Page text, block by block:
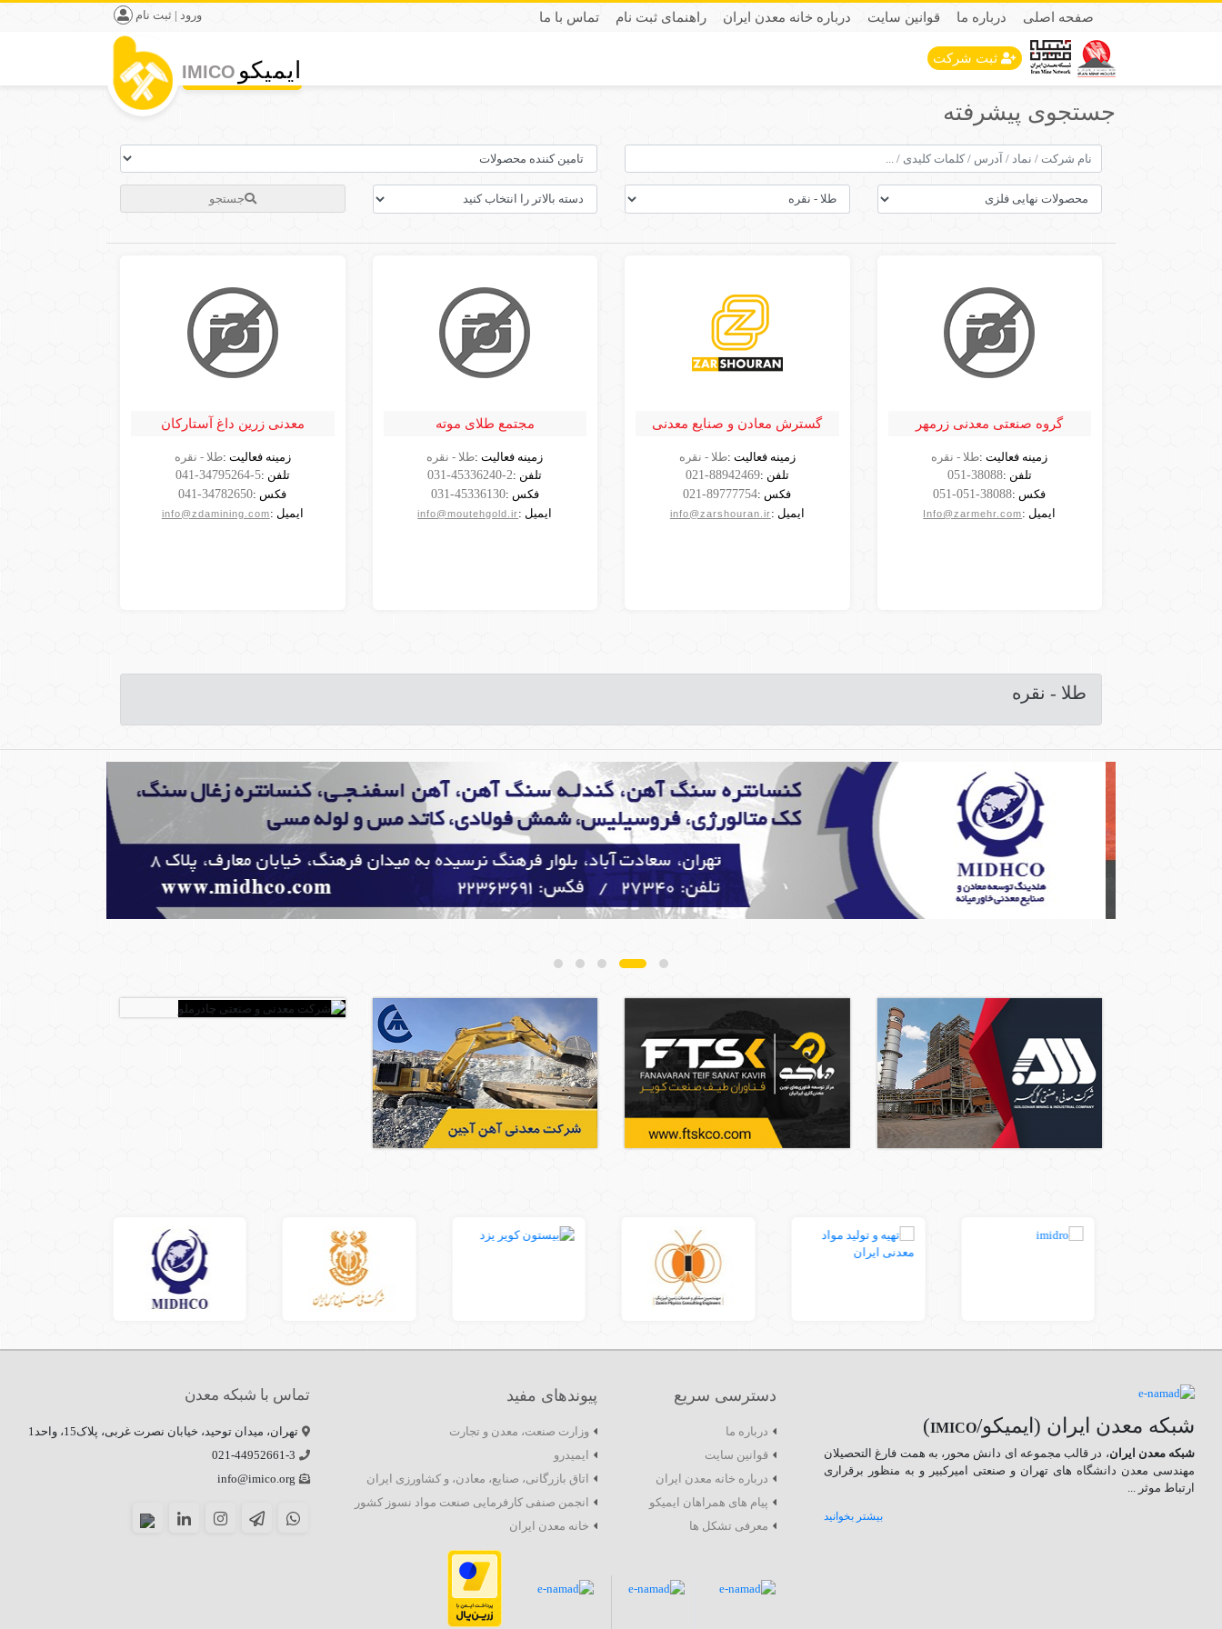
صفحه اصلی درباره ما قوانین سایت درباره خانه معدن ایران راهنمای ثبت نام تماس با ما ورود | ثبت نام
ثبت شرکت ایمیکو IMICO
جستجوی پیشرفته
جستجو
گروه صنعتی معدنی زرمهر
مشاهده
شرکت
زمینه فعالیت :طلا - نقره
تلفن :051-38088
فکس :051-051-38088
ایمیل :Info@zarmehr.com
گسترش معادن و صنایع معدنی
مشاهده
شرکت
زمینه فعالیت :طلا - نقره
تلفن :021-88942469
فکس :021-89777754
ایمیل :info@zarshouran.ir
مجتمع طلای موته
مشاهده
شرکت
زمینه فعالیت :طلا - نقره
تلفن :031-45336240-2
فکس :031-45336130
ایمیل :info@moutehgold.ir
معدنی زرین داغ آستارکان
مشاهده
شرکت
زمینه فعالیت :طلا - نقره
تلفن :041-34795264-5
فکس :041-34782650
ایمیل :info@zdamining.com
طلا - نقره
شبکه معدن ایران (ایمیکو/IMICO
)
شبکه معدن ایران، در قالب مجموعه ای دانش محور، به همت فارغ­ التحصیلان
مهندسی معدن دانشگاه ­های تهران و صنعتی امیرکبیر و به منظور برقراری
ارتباط موثر ...
بیشتر بخوانید
دسترسی سریع
درباره ما
قوانین سایت
درباره خانه معدن ایران
پیام های همراهان ایمیکو
معرفی تشکل ها
پیوندهای مفید
وزارت صنعت، معدن و تجارت
ایمیدرو
اتاق بازرگانی، صنایع، معادن، و کشاورزی ایران
انجمن صنفی کارفرمایی صنعت مواد نسوز کشور
خانه معدن ایران
تماس با شبکه معدن
تهران، میدان توحید، خیابان نصرت غربی، پلاک15، واحد1
021-44952661-3
info@imico.org